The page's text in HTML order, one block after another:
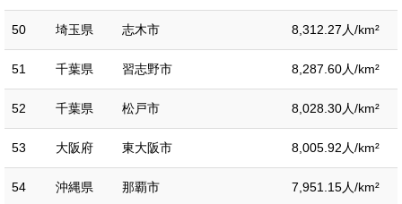
50 埼玉県 志木市 8,312.27人/km²
51 千葉県 習志野市 8,287.60人/km²
52 千葉県 松戸市 8,028.30人/km²
53 大阪府 東大阪市 8,005.92人/km²
54 沖縄県 那覇市 7,951.15人/km²